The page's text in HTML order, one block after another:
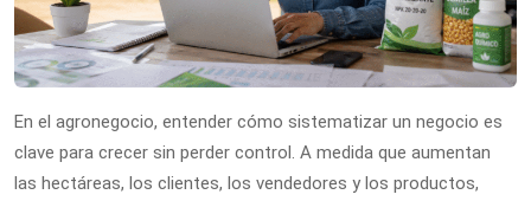
En el agronegocio, entender cómo sistematizar un negocio es
clave para crecer sin perder control. A medida que aumentan
las hectáreas, los clientes, los vendedores y los productos,